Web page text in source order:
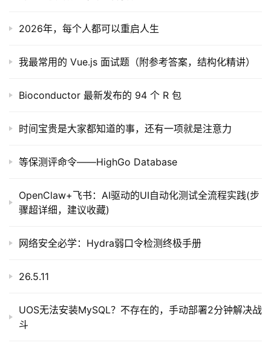
接2026年，每个人都可以重启人生
我最常用的 Vue.js 面试题（附参考答案，结构化精讲）
Bioconductor 最新发布的 94 个 R 包
时间宝贵是大家都知道的事，还有一项就是注意力
等保测评命令——HighGo Database
OpenClaw+飞书：AI驱动的UI自动化测试全流程实践(步
骤超详细，建议收藏)
网络安全必学：Hydra弱口令检测终极手册
26.5.11
UOS无法安装MySQL？不存在的，手动部署2分钟解决战
斗